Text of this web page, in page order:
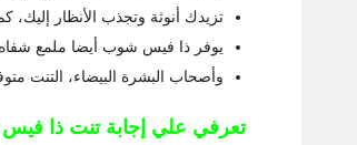
تزيدك أنوثة وتجذب الأنظار إليك،
يوفر ذا فيس شوب أيضا ملمع شفاه
وأصحاب البشرة البيضاء، التنت متوفر بدرجة 01 و 02 ويتمتع بقوام خفيف علي
تعرفي علي إجابة تنت ذا